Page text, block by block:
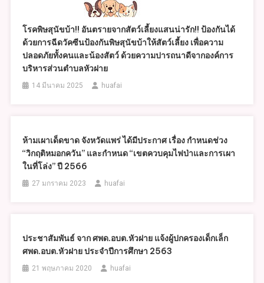
โรคพิษสุนัขบ้า!! อันตรายจากสัตว์เลี้ยงแสนน่ารัก!! ป้องกันได้
ด้วยการฉีดวัคซีนป้องกันพิษสุนัขบ้าให้สัตว์เลี้ยง เพื่อความ
ปลอดภัยทั้งคนและน้องสัตว์ ด้วยความปารถนาดีจากองค์การ
บริหารส่วนตำบลหัวฝาย
14 มีนาคม 2025 huafai
ห้ามเผาเด็ดขาด จังหวัดแพร่ ได้มีประกาศ เรื่อง กำหนดช่วง
“วิกฤติหมอกควัน” และกำหนด “เขตควบคุมไฟป่าและการเผา
ในที่โล่ง” ปี 2566
27 มกราคม 2023 huafai
ประชาสัมพันธ์ จาก ศพด.อบต.หัวฝาย แจ้งผู้ปกครองเด็กเล็ก
ศพด.อบต.หัวฝาย ประจำปีการศึกษา 2563
21 พฤษภาคม 2020 huafai